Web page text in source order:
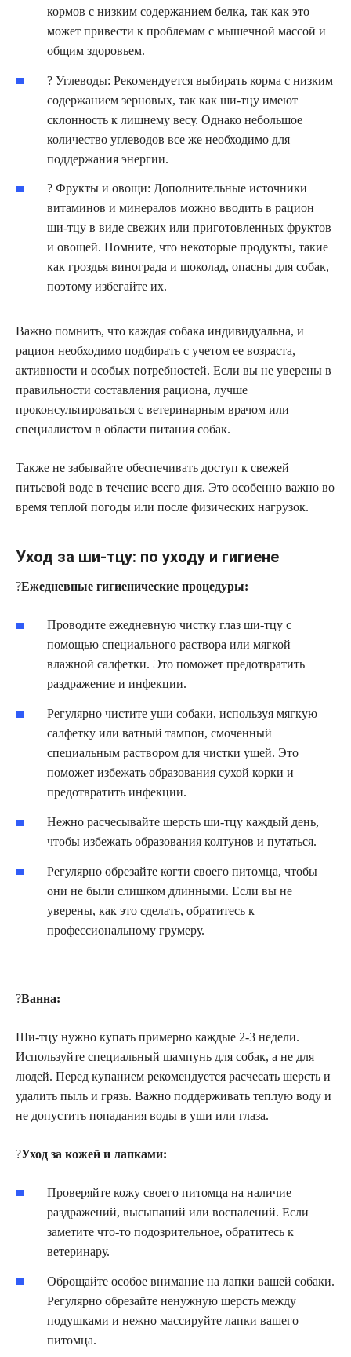
кормов с низким содержанием белка, так как это
может привести к проблемам с мышечной массой и
общим здоровьем.
? Углеводы: Рекомендуется выбирать корма с низким
содержанием зерновых, так как ши-тцу имеют
склонность к лишнему весу. Однако небольшое
количество углеводов все же необходимо для
поддержания энергии.
? Фрукты и овощи: Дополнительные источники
витаминов и минералов можно вводить в рацион
ши-тцу в виде свежих или приготовленных фруктов
и овощей. Помните, что некоторые продукты, такие
как гроздья винограда и шоколад, опасны для собак,
поэтому избегайте их.
Важно помнить, что каждая собака индивидуальна, и
рацион необходимо подбирать с учетом ее возраста,
активности и особых потребностей. Если вы не уверены в
правильности составления рациона, лучше
проконсультироваться с ветеринарным врачом или
специалистом в области питания собак.
Также не забывайте обеспечивать доступ к свежей
питьевой воде в течение всего дня. Это особенно важно во
время теплой погоды или после физических нагрузок.
Уход за ши-тцу: по уходу и гигиене
?Ежедневные гигиенические процедуры:
Проводите ежедневную чистку глаз ши-тцу с
помощью специального раствора или мягкой
влажной салфетки. Это поможет предотвратить
раздражение и инфекции.
Регулярно чистите уши собаки, используя мягкую
салфетку или ватный тампон, смоченный
специальным раствором для чистки ушей. Это
поможет избежать образования сухой корки и
предотвратить инфекции.
Нежно расчесывайте шерсть ши-тцу каждый день,
чтобы избежать образования колтунов и путаться.
Регулярно обрезайте когти своего питомца, чтобы
они не были слишком длинными. Если вы не
уверены, как это сделать, обратитесь к
профессиональному грумеру.
?Ванна:
Ши-тцу нужно купать примерно каждые 2-3 недели.
Используйте специальный шампунь для собак, а не для
людей. Перед купанием рекомендуется расчесать шерсть и
удалить пыль и грязь. Важно поддерживать теплую воду и
не допустить попадания воды в уши или глаза.
?Уход за кожей и лапками:
Проверяйте кожу своего питомца на наличие
раздражений, высыпаний или воспалений. Если
заметите что-то подозрительное, обратитесь к
ветеринару.
Оброщайте особое внимание на лапки вашей собаки.
Регулярно обрезайте ненужную шерсть между
подушками и нежно массируйте лапки вашего
питомца.